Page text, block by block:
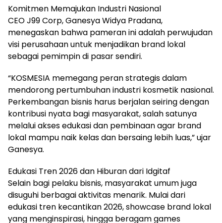
Komitmen Memajukan Industri Nasional
CEO J99 Corp, Ganesya Widya Pradana,
menegaskan bahwa pameran ini adalah perwujudan
visi perusahaan untuk menjadikan brand lokal
sebagai pemimpin di pasar sendiri.
“KOSMESIA memegang peran strategis dalam
mendorong pertumbuhan industri kosmetik nasional.
Perkembangan bisnis harus berjalan seiring dengan
kontribusi nyata bagi masyarakat, salah satunya
melalui akses edukasi dan pembinaan agar brand
lokal mampu naik kelas dan bersaing lebih luas,” ujar
Ganesya.
Edukasi Tren 2026 dan Hiburan dari Idgitaf
Selain bagi pelaku bisnis, masyarakat umum juga
disuguhi berbagai aktivitas menarik. Mulai dari
edukasi tren kecantikan 2026, showcase brand lokal
yang menginspirasi, hingga beragam games